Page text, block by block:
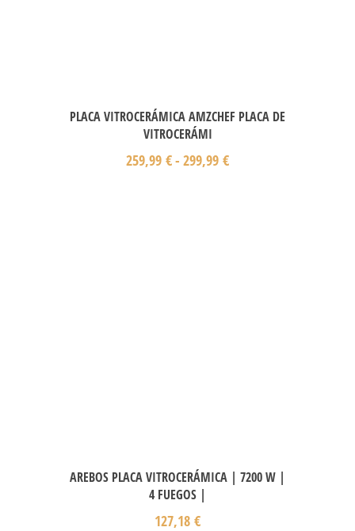
PLACA VITROCERÁMICA AMZCHEF PLACA DE
VITROCERÁMI
259,99 €- 299,99 €
AREBOS PLACA VITROCERÁMICA | 7200 W |
4 FUEGOS |
127,18 €